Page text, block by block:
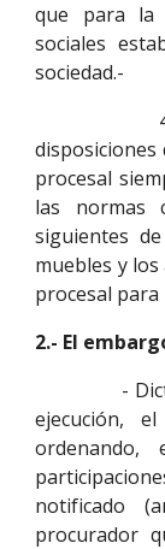
que para la
sociales
sociedad.-
4)
disposiciones
procesal
las normas
siguientes
muebles y
procesal para
2.- El
- Dictado
ejecución,
notificado
procurador